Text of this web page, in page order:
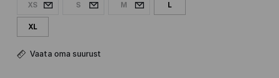
XS S M L
XL
Vaata oma suurust